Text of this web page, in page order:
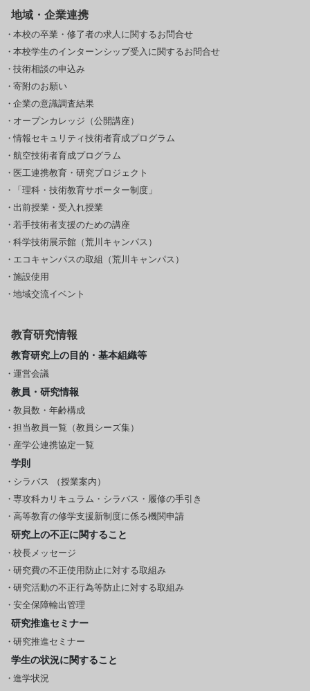
地域・企業連携
本校の卒業・修了者の求人に関するお問合せ
本校学生のインターンシップ受入に関するお問合せ
技術相談の申込み
寄附のお願い
企業の意識調査結果
オープンカレッジ（公開講座）
情報セキュリティ技術者育成プログラム
航空技術者育成プログラム
医工連携教育・研究プロジェクト
「理科・技術教育サポーター制度」
出前授業・受入れ授業
若手技術者支援のための講座
科学技術展示館（荒川キャンパス）
エコキャンパスの取組（荒川キャンパス）
施設使用
地域交流イベント
教育研究情報
教育研究上の目的・基本組織等
運営会議
教員・研究情報
教員数・年齢構成
担当教員一覧（教員シーズ集）
産学公連携協定一覧
学則
シラバス （授業案内）
専攻科カリキュラム・シラバス・履修の手引き
高等教育の修学支援新制度に係る機関申請
研究上の不正に関すること
校長メッセージ
研究費の不正使用防止に対する取組み
研究活動の不正行為等防止に対する取組み
安全保障輸出管理
研究推進セミナー
研究推進セミナー
学生の状況に関すること
進学状況